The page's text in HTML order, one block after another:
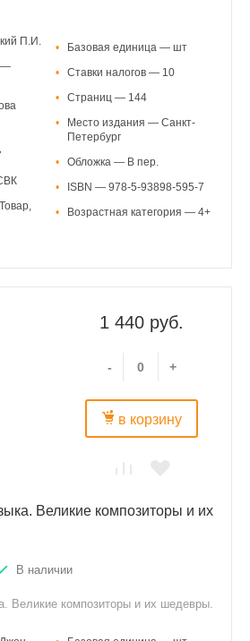
П.И.
—
•
Базовая единица — шт
•
Ставки налогов — 10
•
Страниц — 144
•
Место издания — Санкт-
Петербург
•
Обложка — В пер.
•
ISBN — 978-5-93898-595-7
•
Возрастная категория — 4+
1 440 руб.
- +
в корзину
Великие композиторы и их
В наличии
Великие композиторы и их шедевры.